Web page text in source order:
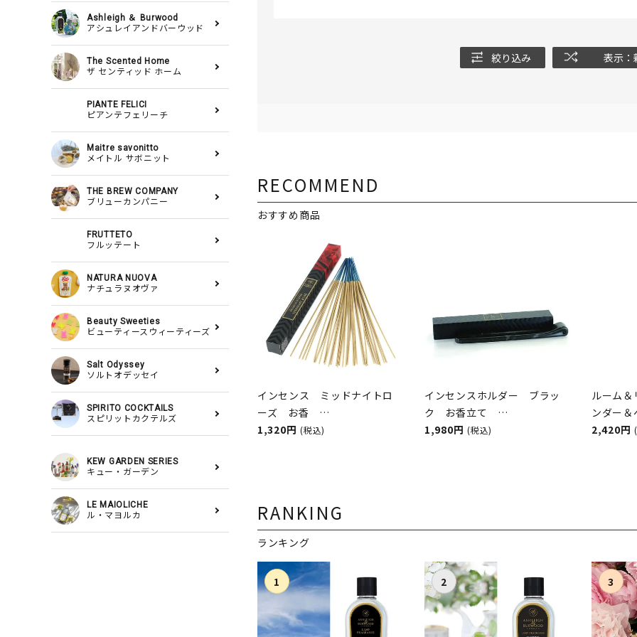
Ashleigh ＆ Burwood
アシュレイアンドバーウッド
The Scented Home
ザ センティッド ホーム
PIANTE FELICI
ピアンテフェリーチ
Maitre savonitto
メイトル サボニット
THE BREW COMPANY
ブリューカンパニー
FRUTTETO
フルッテート
NATURA NUOVA
ナチュラヌオヴァ
Beauty Sweeties
ビューティースウィーティーズ
Salt Odyssey
ソルトオデッセイ
SPIRITO COCKTAILS
スピリットカクテルズ
KEW GARDEN SERIES
キュー・ガーデン
LE MAIOLICHE
ル・マヨルカ
絞り込み 表示：
RECOMMEND
おすすめ商品
インセンス ミッドナイトロ
ーズ お香
ASHLEIGH&BURWOOD（ア
1,320円 (税込)
インセンスホルダー ブラッ
ク お香立て
ASHLEIGH&BURWOOD（ア
1,980円 (税込)
ルーム
ンダー
2,420円
RANKING
ランキング